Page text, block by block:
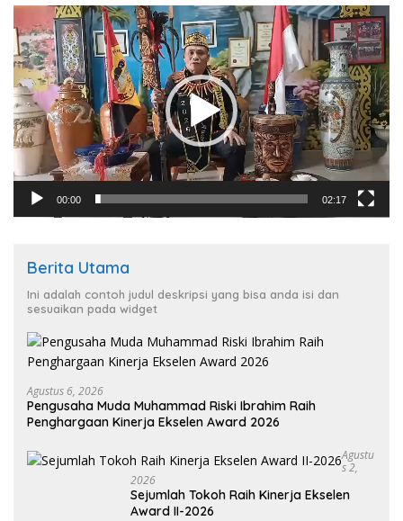
Pemutar
Video
00:00 02:17
Berita Utama
Ini adalah contoh judul deskripsi yang bisa anda isi dan
sesuaikan pada widget
Agustus 6, 2026
Pengusaha Muda Muhammad Riski Ibrahim Raih
Penghargaan Kinerja Ekselen Award 2026
Agustu
S 2,
2026
Sejumlah Tokoh Raih Kinerja Ekselen
Award II-2026